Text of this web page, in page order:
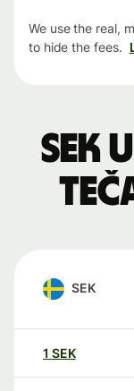
We use the real,
to hide the fees.
SEK
SEK
1 SEK